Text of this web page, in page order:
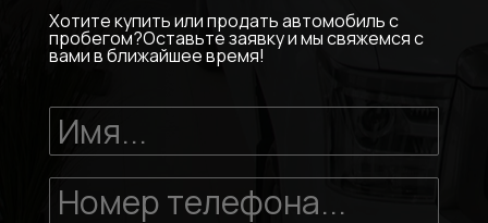
Хотите купить или продать автомобиль с
пробегом?Оставьте заявку и мы свяжемся с
вами в ближайшее время!